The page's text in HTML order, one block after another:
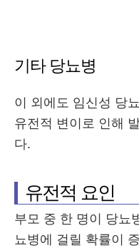
기타 당뇨병
이 외에도 임신성 당
유전적 변이로 인해
다.
유전적 요인
부모 중 한 명이 당뇨
뇨병에 걸릴 확률이